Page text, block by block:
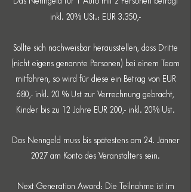
inkl. 20% USt.: EUR 3.350,-
Sollte sich nachweisbar herausstellen, dass Dritte
(nicht eigens genannte Personen) bei einem Team
mitfahren, so wird für diese ein Betrag von EUR
680,- inkl. 20 % Ust zur Verrechnung gebracht,
Kinder bis zu 12 Jahre EUR 200,- inkl. 20% Ust.
Das Nenngeld muss bis spätestens am 24. Jänner
2027 am Konto des Veranstalters sein.
Next Generation Award: Die Teilnahme ist im